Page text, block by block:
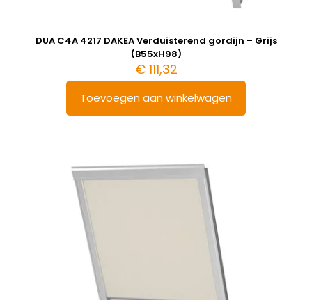
DUA C4A 4217 DAKEA Verduisterend gordijn – Grijs
(B55xH98)
€111,32
Toevoegen aan winkelwagen